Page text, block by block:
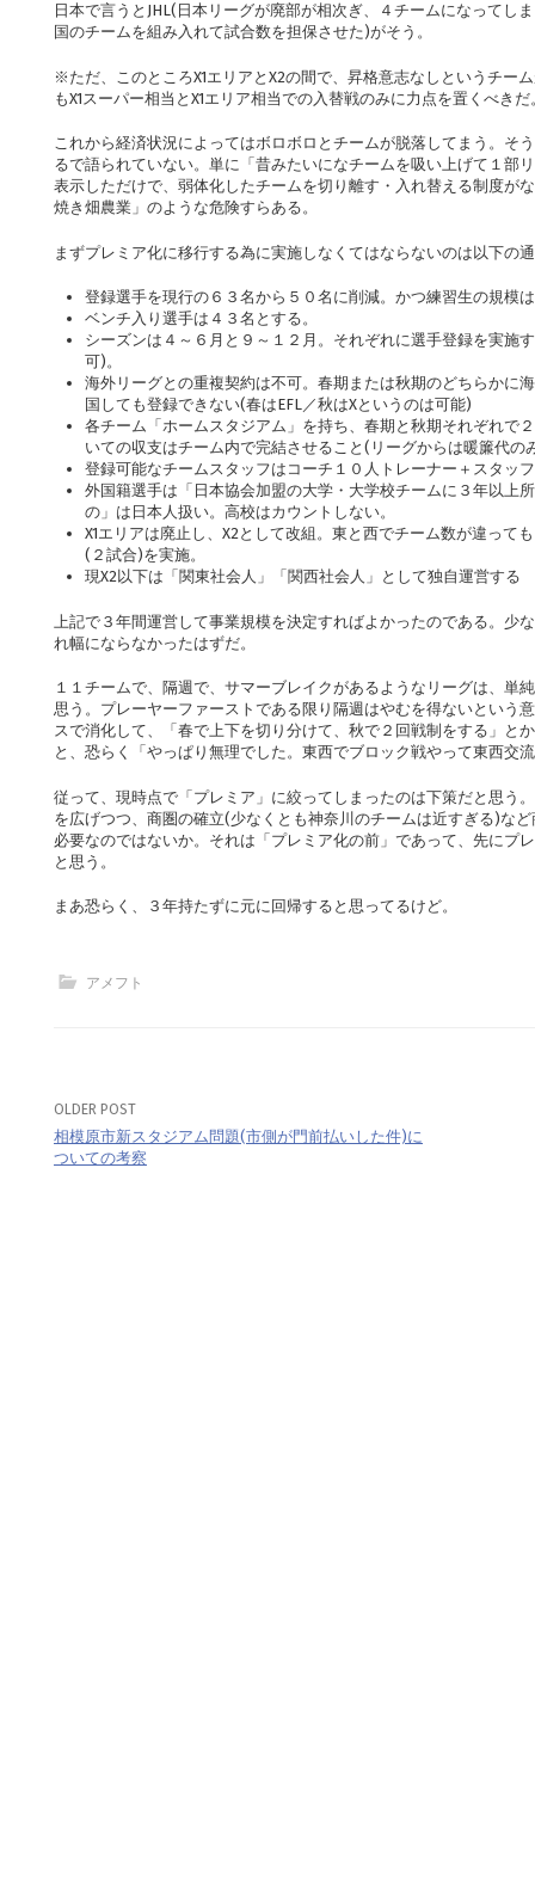
日本で言うとJHL(日本リーグが廃部が相次ぎ、４チームになってし
国のチームを組み入れて試合数を担保させた)がそう。
※ただ、このところX1エリアとX2の間で、昇格意志なしというチー
もX1スーパー相当とX1エリア相当での入替戦のみに力点を置くべきだ
これから経済状況によってはボロボロとチームが脱落してまう。そ
るで語られていない。単に「昔みたいになチームを吸い上げて１部
表示しただけで、弱体化したチームを切り離す・入れ替える制度が
焼き畑農業」のような危険すらある。
まずプレミア化に移行する為に実施しなくてはならないのは以下の
登録選手を現行の６３名から５０名に削減。かつ練習生の規模
ベンチ入り選手は４３名とする。
シーズンは４～６月と９～１２月。それぞれに選手登録を実施
可)。
海外リーグとの重複契約は不可。春期または秋期のどちらかに
国しても登録できない(春はEFL／秋はXというのは可能)
各チーム「ホームスタジアム」を持ち、春期と秋期それぞれで
いての収支はチーム内で完結させること(リーグからは暖簾代の
登録可能なチームスタッフはコーチ１０人トレーナー＋スタッ
外国籍選手は「日本協会加盟の大学・大学校チームに３年以上
の」は日本人扱い。高校はカウントしない。
X1エリアは廃止し、X2として改組。東と西でチーム数が違って
(２試合)を実施。
現X2以下は「関東社会人」「関西社会人」として独自運営する
上記で３年間運営して事業規模を決定すればよかったのである。少
れ幅にならなかったはずだ。
１１チームで、隔週で、サマーブレイクがあるようなリーグは、単
思う。プレーヤーファーストである限り隔週はやむを得ないという
スで消化して、「春で上下を切り分けて、秋で２回戦制をする」と
と、恐らく「やっぱり無理でした。東西でブロック戦やって東西交
従って、現時点で「プレミア」に絞ってしまったのは下策だと思う
を広げつつ、商圏の確立(少なくとも神奈川のチームは近すぎる)な
必要なのではないか。それは「プレミア化の前」であって、先にプ
と思う。
まあ恐らく、３年持たずに元に回帰すると思ってるけど。
アメフト
Post
navigation
OLDER POST
相模原市新スタジアム問題(市側が門前払いした件)に
ついての考察